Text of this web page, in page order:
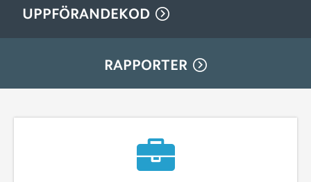
UPPFÖRANDEKOD
RAPPORTER